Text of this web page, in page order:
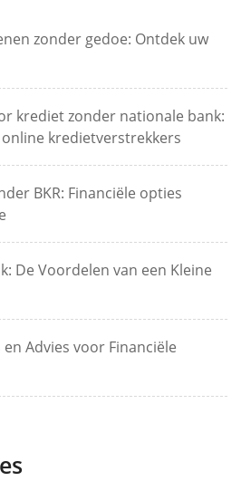
zonder gedoe: Ontdek uw
krediet zonder nationale bank:
kredietverstrekkers
BKR: Financiële opties
De Voordelen van een Kleine
Advies voor Financiële